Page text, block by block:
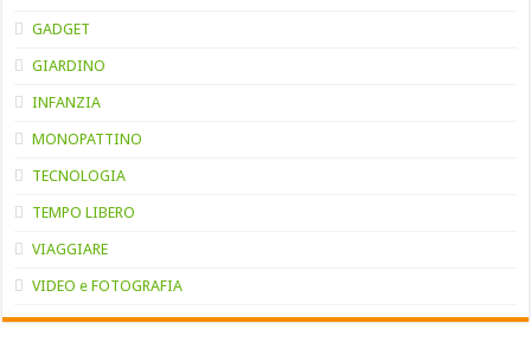
GADGET
GIARDINO
INFANZIA
MONOPATTINO
TECNOLOGIA
TEMPO LIBERO
VIAGGIARE
VIDEO e FOTOGRAFIA